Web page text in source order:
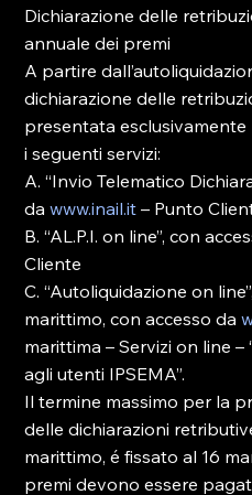
Dichiarazione delle
annuale dei premi
A partire
dichiarazione delle
presentata
i seguenti servizi:
A. “Invio Telematico
da www.inail.it – Punto
B. “AL.P.I. on line”, con
Cliente
C. “Autoliquidazione on
marittimo, con accesso da
marittima – Servizi on line –
agli utenti IPSEMA”.
Il termine massimo per la
delle dichiarazioni
marittimo, é fissato al 16
premi devono essere